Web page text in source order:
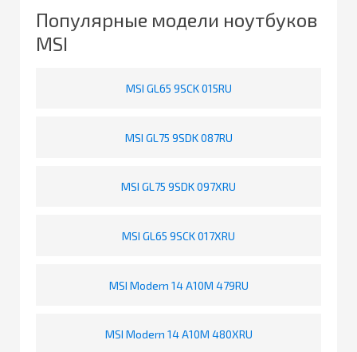
Популярные модели ноутбуков
MSI
MSI GL65 9SCK 015RU
MSI GL75 9SDK 087RU
MSI GL75 9SDK 097XRU
MSI GL65 9SCK 017XRU
MSI Modern 14 A10M 479RU
MSI Modern 14 A10M 480XRU